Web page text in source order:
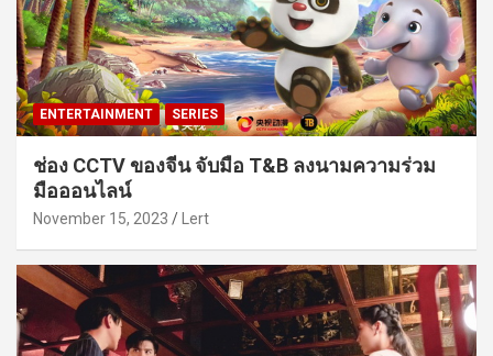
ENTERTAINMENT SERIES
ช่อง CCTV ของจีน จับมือ T&B ลงนามความร่วม
มือออนไลน์
November 15, 2023 Lert